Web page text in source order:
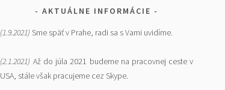
AKTUÁLNE INFORMÁCIE
(1.9.2021) Sme späť v Prahe, radi sa s Vami uvidíme.
(2.1.2021) Až do júla 2021 budeme na pracovnej ceste v
USA, stále však pracujeme cez Skype.